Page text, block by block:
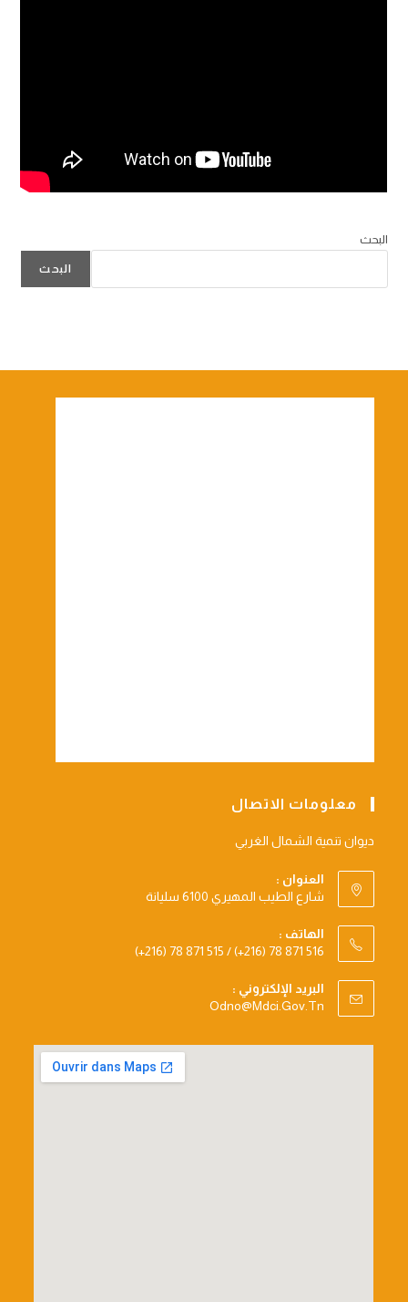
البحث
البحث
معلومات الاتصال
ديوان تنمية الشمال الغربي
العنوان :
شارع الطيب المهيري 6100 سليانة
الهاتف :
(+216) 78 871 515 / (+216) 78 871 516
البريد الإلكتروني :
Odno@mdci.gov.tn
Opens
Application